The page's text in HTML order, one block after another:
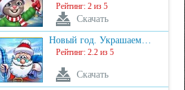
Рейтинг: 2 из 5
Скачать
Новый год. Украшаем…
Рейтинг: 2.2 из 5
Скачать